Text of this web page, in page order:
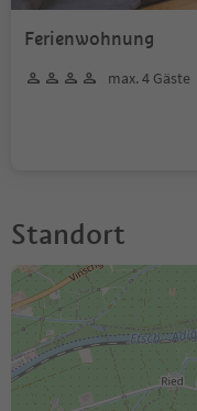
Ferienwohnung
max. 4 Gäste
Standort